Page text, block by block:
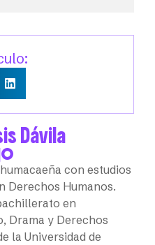
Dávila
con estudios
Derechos Humanos.
en
Drama y Derechos
la Universidad de